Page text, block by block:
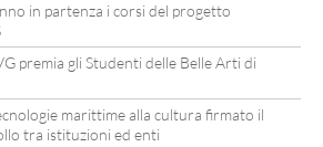
in partenza i corsi del progetto
premia gli Studenti delle Belle Arti di
marittime alla cultura firmato il
tra istituzioni ed enti